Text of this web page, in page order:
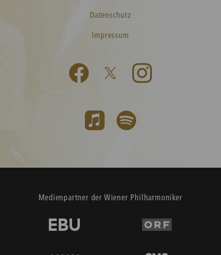
Datenschutz
Impressum
Medienpartner der Wiener Philharmoniker